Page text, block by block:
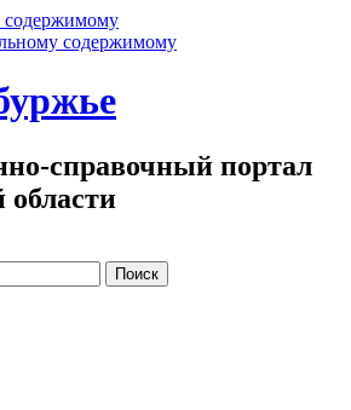
содержимому
содержимому
справочный портал
области